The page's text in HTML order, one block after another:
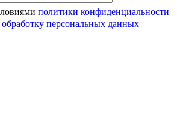
политики конфиденциальности
обработку персональных данных